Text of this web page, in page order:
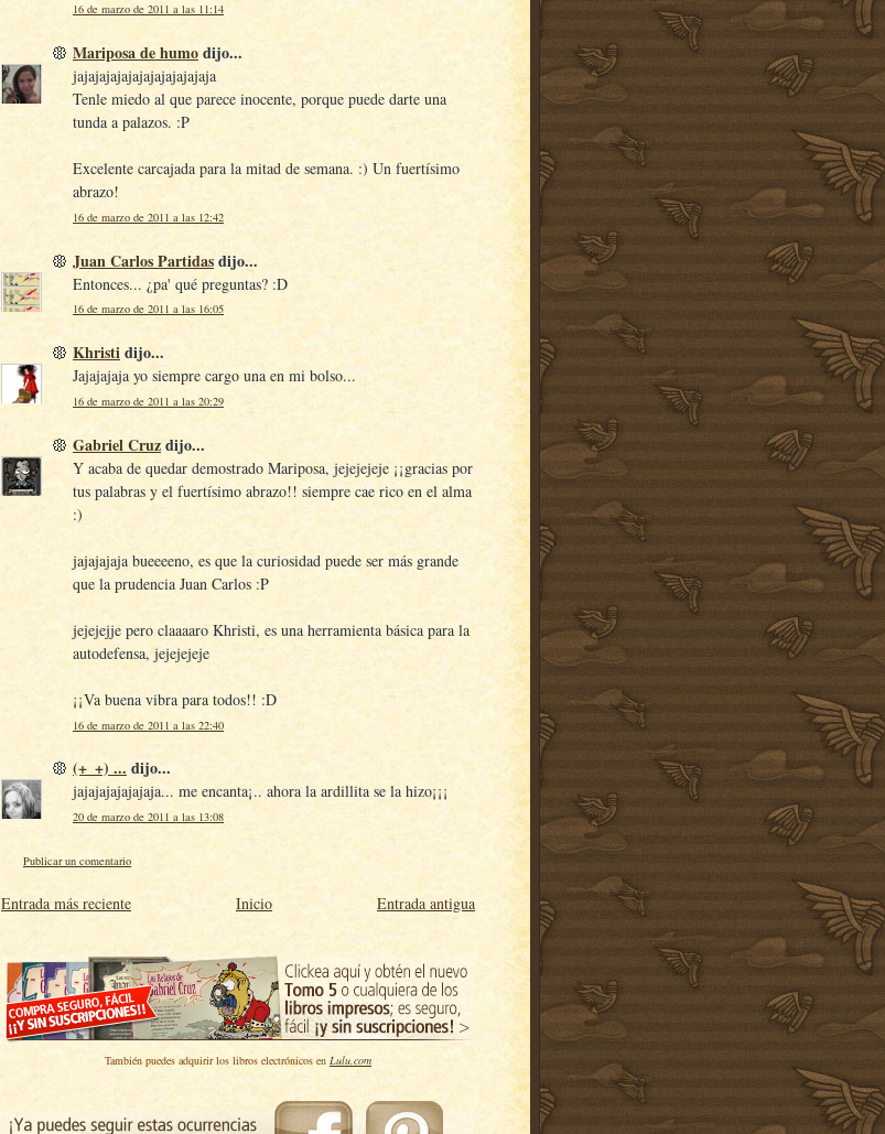
16 de marzo de 2011 a las 11:14
Mariposa de humodijo...
jajajajajajajajajajajajaja
Tenle miedo al que parece inocente, porque puede darte una
tunda a palazos. :P
Excelente carcajada para la mitad de semana. :) Un fuertísimo
abrazo!
16 de marzo de 2011 a las 12:42
Juan Carlos Partidasdijo...
Entonces... ¿pa' qué preguntas? :D
16 de marzo de 2011 a las 16:05
Khristidijo...
Jajajajaja yo siempre cargo una en mi bolso...
16 de marzo de 2011 a las 20:29
Gabriel Cruzdijo...
Y acaba de quedar demostrado Mariposa, jejejejeje ¡¡gracias por
tus palabras y el fuertísimo abrazo!! siempre cae rico en el alma
:)
jajajajaja bueeeeno, es que la curiosidad puede ser más grande
que la prudencia Juan Carlos :P
jejejejje pero claaaaro Khristi, es una herramienta básica para la
autodefensa, jejejejeje
¡¡Va buena vibra para todos!! :D
16 de marzo de 2011 a las 22:40
(+_+) ... dijo...
jajajajajajajaja... me encanta¡.. ahora la ardillita se la hizo¡¡¡
20 de marzo de 2011 a las 13:08
Publicar un comentario
Entrada más reciente Entrada antigua
Inicio
También puedes adquirir los libros electrónicos en Lulu.com